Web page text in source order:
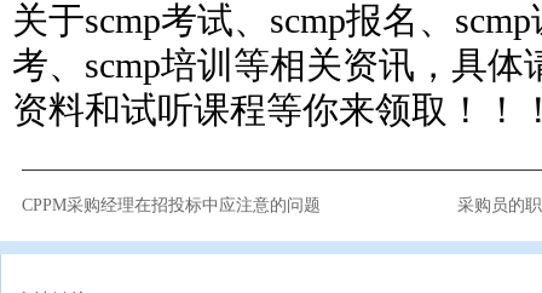
关于scmp考试、scmp报名、
考、scmp培训等相关资讯，具
资料和试听课程等你来领取！！
CPPM采购经理在招投标中应注意的问题 采购员的